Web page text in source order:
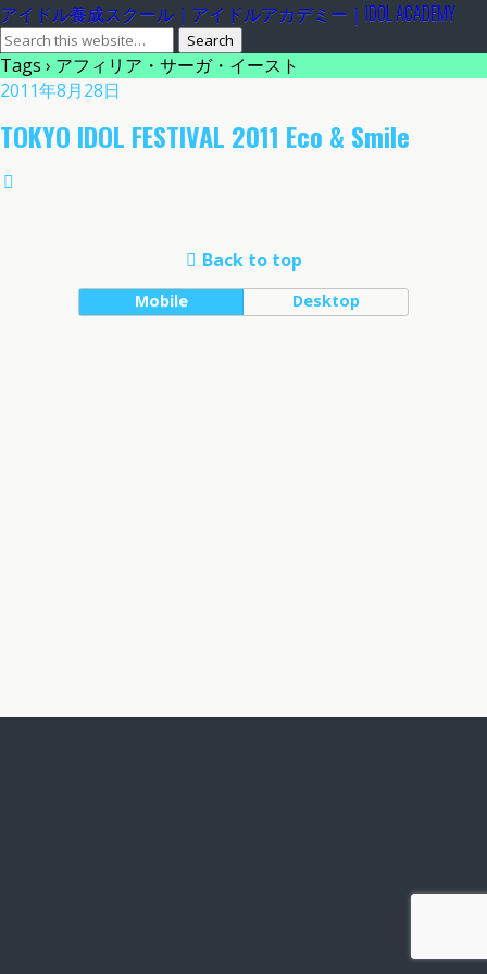
アイドル養成スクール｜アイドルアカデミー｜IDOL ACADEMY
Tags › アフィリア・サーガ・イースト
2011年8月28日
TOKYO IDOL FESTIVAL 2011 Eco & Smile
Back to top
Mobile Desktop